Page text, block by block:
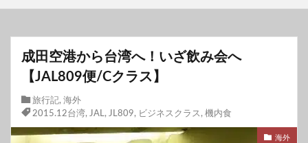
成田空港から台湾へ！いざ飲み会へ
【JAL809便/Cクラス】
旅行記, 海外
2015.12台湾, JAL, JL809, ビジネスクラス, 機内食
海外